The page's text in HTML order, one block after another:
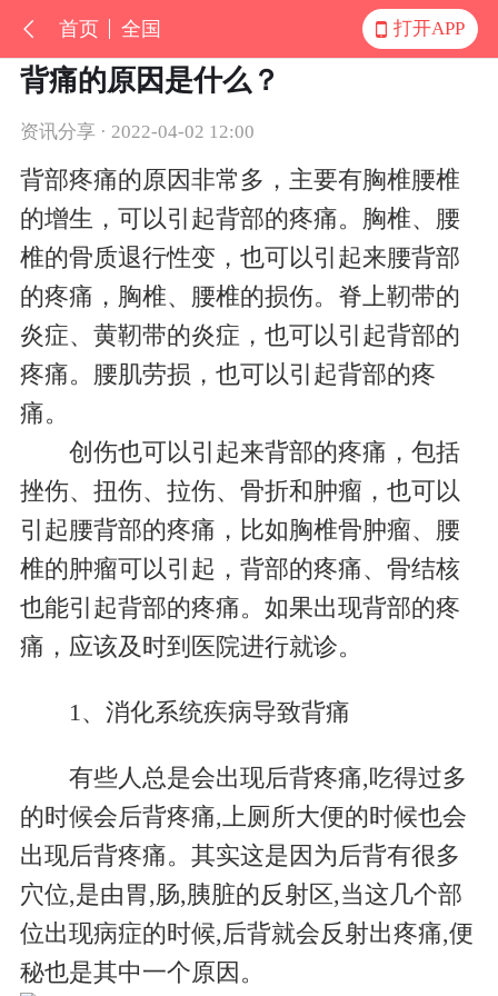
首页 全国 打开APP
背痛的原因是什么？
资讯分享 · 2022-04-02 12:00
背部疼痛的原因非常多，主要有胸椎腰椎
的增生，可以引起背部的疼痛。胸椎、腰
椎的骨质退行性变，也可以引起来腰背部
的疼痛，胸椎、腰椎的损伤。脊上靭带的
炎症、黄靭带的炎症，也可以引起背部的
疼痛。腰肌劳损，也可以引起背部的疼
痛。
创伤也可以引起来背部的疼痛，包括
挫伤、扭伤、拉伤、骨折和肿瘤，也可以
引起腰背部的疼痛，比如胸椎骨肿瘤、腰
椎的肿瘤可以引起，背部的疼痛、骨结核
也能引起背部的疼痛。如果出现背部的疼
痛，应该及时到医院进行就诊。
1、消化系统疾病导致背痛
有些人总是会出现后背疼痛,吃得过多
的时候会后背疼痛,上厕所大便的时候也会
出现后背疼痛。其实这是因为后背有很多
穴位,是由胃,肠,胰脏的反射区,当这几个部
位出现病症的时候,后背就会反射出疼痛,便
秘也是其中一个原因。